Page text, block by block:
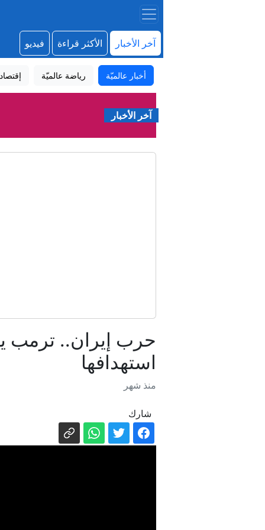
آخر الأخبار الأكثر قراءة فيديو
أخبار عالميّة رياضة عالميّة إقتصاد
آخر الأخبار
حرب إيران.. ترمب
استهدافها
منذ شهر
شارك